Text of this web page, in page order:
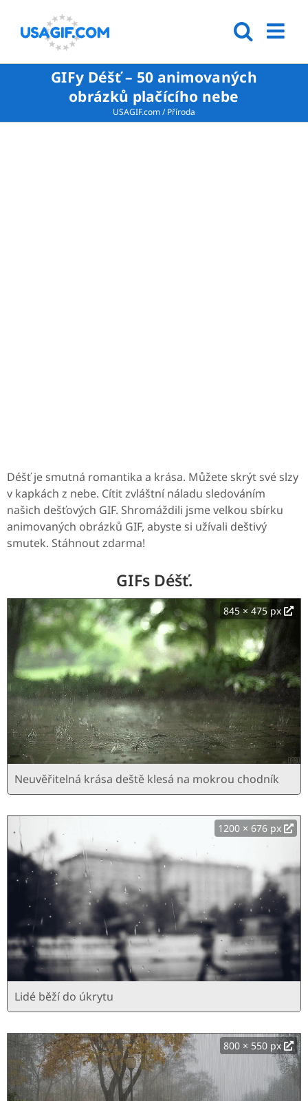
GIFy Déšť – 50 animovaných
obrázků plačícího nebe
USAGIF.com/Příroda
Déšť je smutná romantika a krása. Můžete skrýt své slzy
v kapkách z nebe. Cítit zvláštní náladu sledováním
našich dešťových GIF. Shromáždili jsme velkou sbírku
animovaných obrázků GIF, abyste si užívali deštivý
smutek. Stáhnout zdarma!
GIFs Déšť.
845 × 475 px
Neuvěřitelná krása deště klesá na mokrou chodník
1200 × 676 px
Lidé běží do úkrytu
800 × 550 px